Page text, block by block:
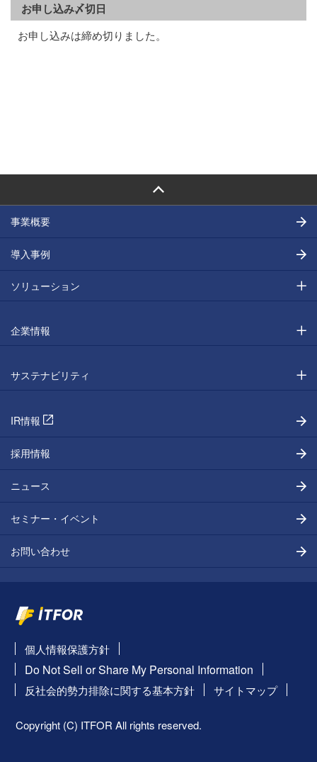
お申し込み〆切日
お申し込みは締め切りました。
PAGE TOP
事業概要
導入事例
ソリューション
企業情報
サステナビリティ
IR情報
採用情報
ニュース
セミナー・イベント
お問い合わせ
個人情報保護方針
Do Not Sell or Share My Personal Information
反社会的勢力排除に関する基本方針 サイトマップ
Copyright (C) ITFOR All rights reserved.